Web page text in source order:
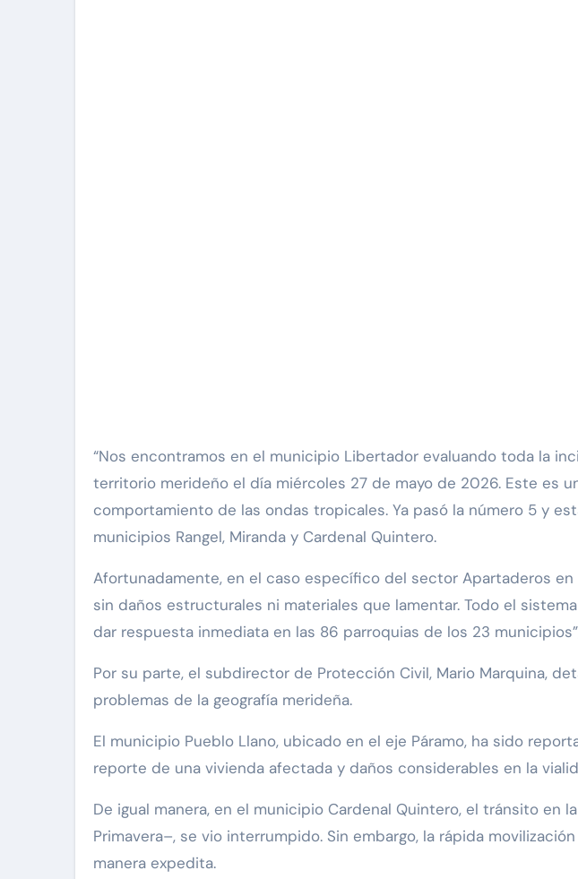
“Nos encontramos en el municipio Libertador evaluando toda la
territorio merideño el día miércoles 27 de mayo de 2026. Este es
comportamiento de las ondas tropicales. Ya pasó la número 5 y
municipios Rangel, Miranda y Cardenal Quintero.
Afortunadamente, en el caso específico del sector Apartaderos
sin daños estructurales ni materiales que lamentar. Todo el
dar respuesta inmediata en las 86 parroquias de los 23
Por su parte, el subdirector de Protección Civil, Mario Marquina,
problemas de la geografía merideña.
El municipio Pueblo Llano, ubicado en el eje Páramo, ha sido
reporte de una vivienda afectada y daños considerables en la
De igual manera, en el municipio Cardenal Quintero, el tránsito
Primavera–, se vio interrumpido. Sin embargo, la rápida
manera expedita.